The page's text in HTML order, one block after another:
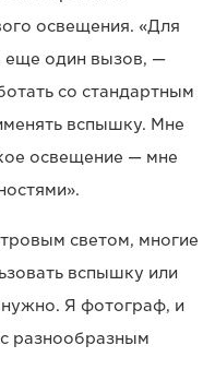
освещения. «Для
еще один вызов, —
со стандартным
вспышку. Мне
освещение — мне
светом, многие
вспышку или
Я фотограф, и
разнообразным